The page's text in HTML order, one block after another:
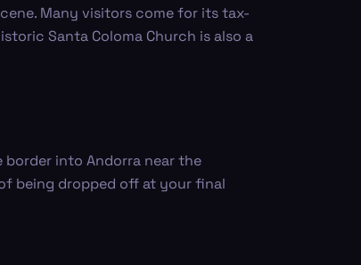
Many visitors come for its tax-
Santa Coloma Church is also a
border into Andorra near the
being dropped off at your final